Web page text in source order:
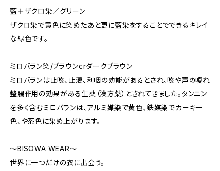
藍＋ザクロ染／グリーン
ザクロ染で黄色に染めたあと更に藍染をすることでできるキレイ
な緑色です。
ミロバラン染/ブラウンorダークブラウン
ミロバランは止咳、止瀉、利咽の効能があるとされ、咳や声の嗄れ
整腸作用の効果がある生薬（漢方薬）とされてきました。タンニン
を多く含むミロバランは、アルミ媒染で黄色、鉄媒染でカーキー
色、や茶色に染め上がります。
～BISOWA WEAR～
世界に一つだけの衣に出会う。